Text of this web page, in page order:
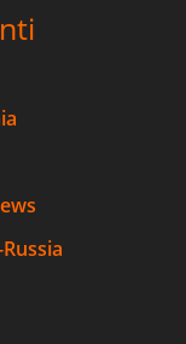
Russia